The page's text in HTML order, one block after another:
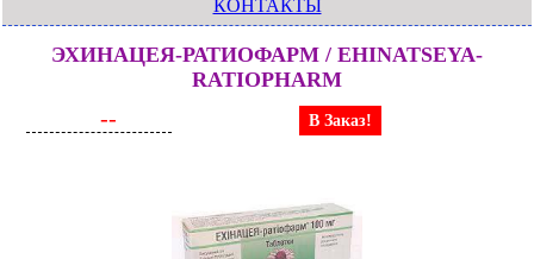
КОНТАКТЫ
ЭХИНАЦЕЯ-РАТИОФАРМ / EHINATSEYA-
RATIOPHARM
-- В Заказ!